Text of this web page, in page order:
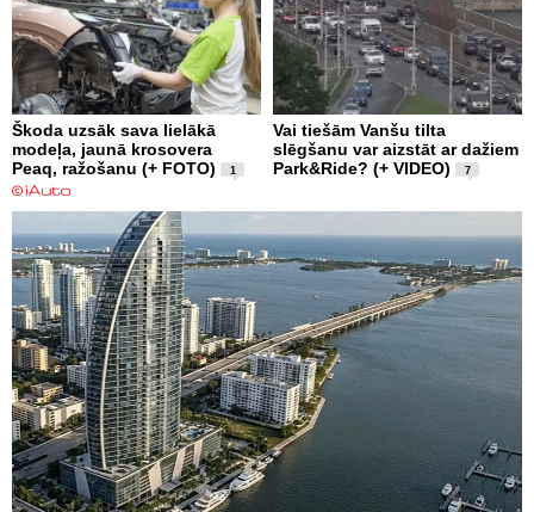
Škoda uzsāk sava lielākā
modeļa, jaunā krosovera
Peaq, ražošanu (+ FOTO)
1
Vai tiešām Vanšu tilta
slēgšanu var aizstāt ar dažiem
Park&Ride? (+ VIDEO)
7